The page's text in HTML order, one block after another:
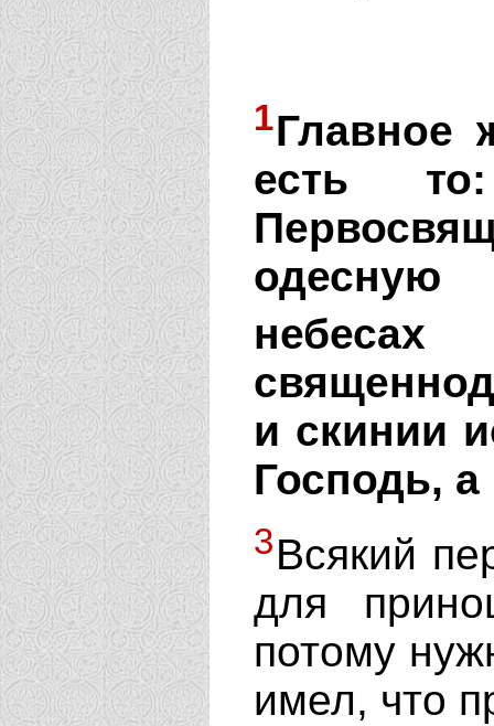
1Главное
есть
одесную
небесах
и скинии
Господь, а
3Всякий
для
потому
имел, что